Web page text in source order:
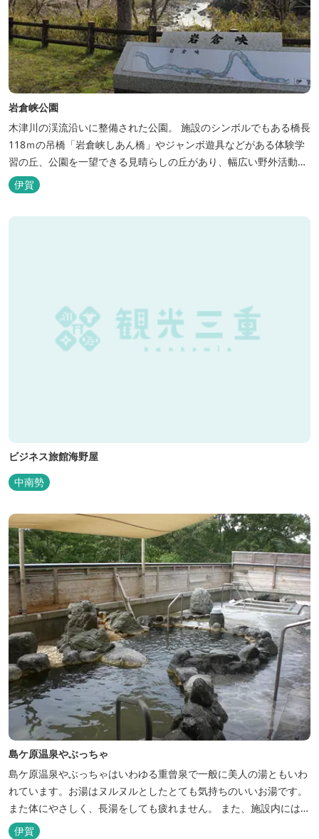
岩倉峡公園
木津川の渓流沿いに整備された公園。 施設のシンボルでもある橋長
118ｍの吊橋「岩倉峡しあん橋」やジャンボ遊具などがある体験学
習の丘、公園を一望できる見晴らしの丘があり、幅広い野外活動に
利用できるキャンプ場も併設されています。 川沿いには島ヶ原温泉
やぶっちゃに至る「川辺の道」があり、旧岩倉水力発電所跡の水路
伊賀
ビジネス旅館海野屋
中南勢
島ケ原温泉やぶっちゃ
島ケ原温泉やぶっちゃはいわゆる重曾泉で一般に美人の湯ともいわ
れています。お湯はヌルヌルとしたとても気持ちのいいお湯です。
また体にやさしく、長湯をしても疲れません。 また、施設内にはオ
ートキャンプ場、デイキャンプ場、テニスコート、水遊び場（夏季
伊賀